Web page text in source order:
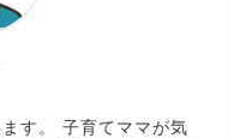
す。 子育てママが気